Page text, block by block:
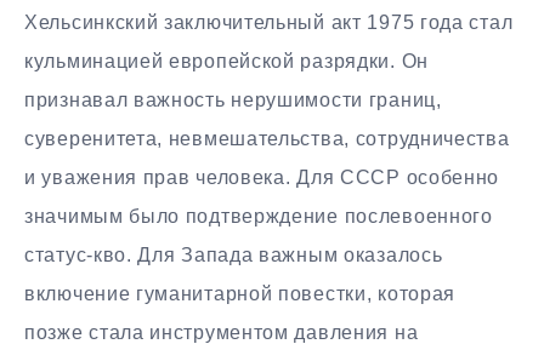
Хельсинкский заключительный акт 1975 года стал
кульминацией европейской разрядки. Он
признавал важность нерушимости границ,
суверенитета, невмешательства, сотрудничества
и уважения прав человека. Для СССР особенно
значимым было подтверждение послевоенного
статус-кво. Для Запада важным оказалось
включение гуманитарной повестки, которая
позже стала инструментом давления на